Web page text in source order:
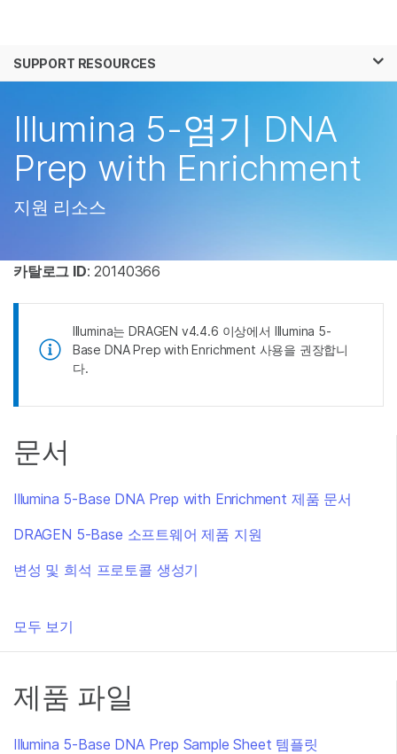
솔루션
회사
지원
SUPPORT RESOURCES
Illumina 5-염기 DNA
Prep with Enrichment
지원 리소스
카탈로그 ID: 20140366
Illumina는 DRAGEN v4.4.6 이상에서 Illumina 5-
Base DNA Prep with Enrichment 사용을 권장합니
다.
문서
Illumina 5-Base DNA Prep with Enrichment 제품 문서
DRAGEN 5-Base 소프트웨어 제품 지원
변성 및 희석 프로토콜 생성기
모두 보기
제품 파일
Illumina 5-Base DNA Prep Sample Sheet 템플릿
보다 관련성이 높은 콘텐츠를 확인하실 수 있
습니다. 주요 관심 분야를 선택해 주세요:
암 연구
미생물학 연구
농업유전체학 연구
복합 질환 연구
임상 종양학 연구
생식 보건 연구
유전 및 희귀 질환 연
구